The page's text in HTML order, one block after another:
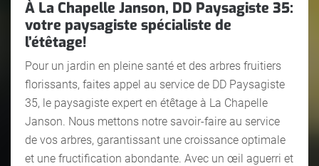
À La Chapelle Janson, DD Paysagiste 35:
votre paysagiste spécialiste de
l’étêtage!
Pour un jardin en pleine santé et des arbres fruitiers
florissants, faites appel au service de DD Paysagiste
35, le paysagiste expert en étêtage à La Chapelle
Janson. Nous mettons notre savoir-faire au service
de vos arbres, garantissant une croissance optimale
et une fructification abondante. Avec un œil aguerri et